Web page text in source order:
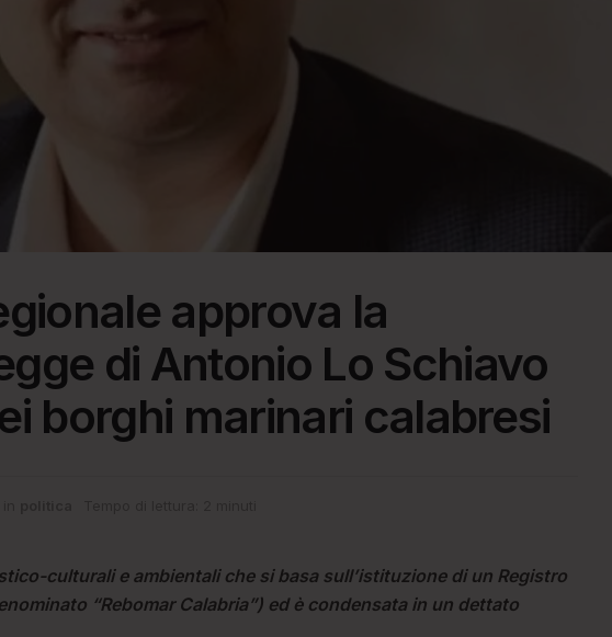
approva la
di Antonio Lo Schiavo
borghi marinari calabresi
culturali e ambientali che si basa sull’istituzione di un Registro
“Rebomar Calabria”) ed è condensata in un dettato